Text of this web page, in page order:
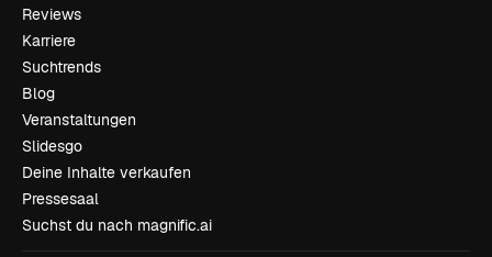
Reviews
Karriere
Suchtrends
Blog
Veranstaltungen
Slidesgo
Deine Inhalte verkaufen
Pressesaal
Suchst du nach magnific.ai